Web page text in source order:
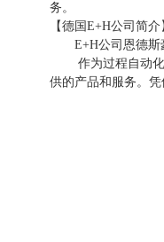
务。
【德国E+H公司简介
E+H公司恩德斯豪
作为过程自动化领
供的产品和服务。凭